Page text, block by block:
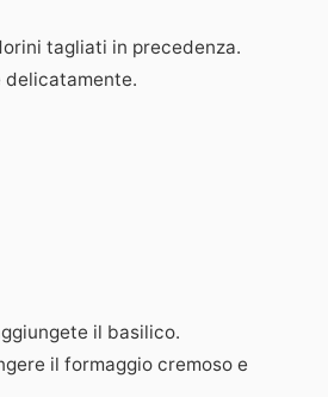
tagliati in precedenza.
delicatamente.
il basilico.
il formaggio cremoso e